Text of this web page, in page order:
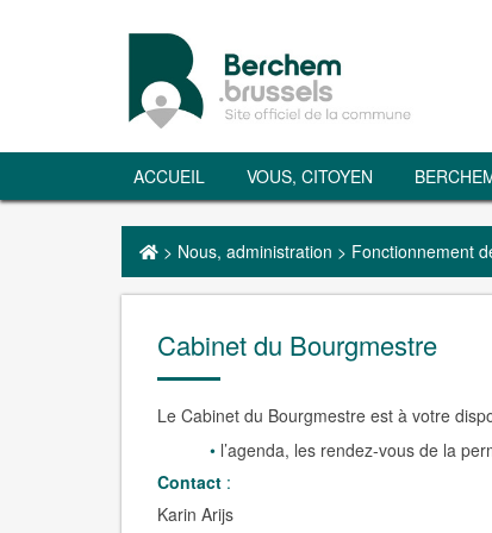
ACCUEIL VOUS, CITOYEN
> Nous, administration > Fonctionnement
Cabinet du Bourgmestre
Le Cabinet du Bourgmestre est à votre
l’agenda, les rendez-vous de la
Contact :
Karin Arijs